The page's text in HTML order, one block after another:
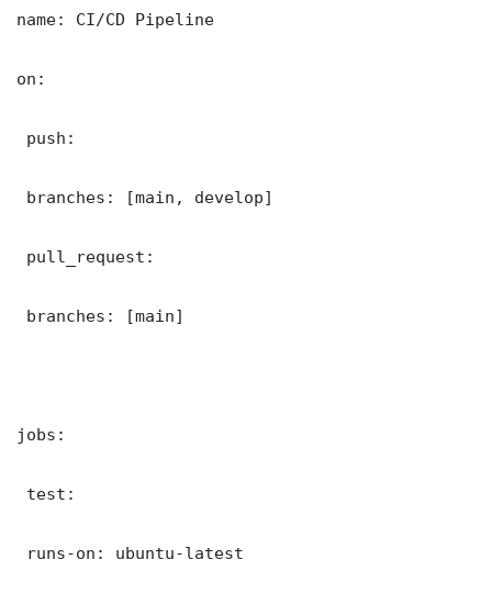
name: CI/CD Pipeline
on:
push:
branches: [main, develop]
pull_request:
branches: [main]
jobs:
test:
runs-on: ubuntu-latest